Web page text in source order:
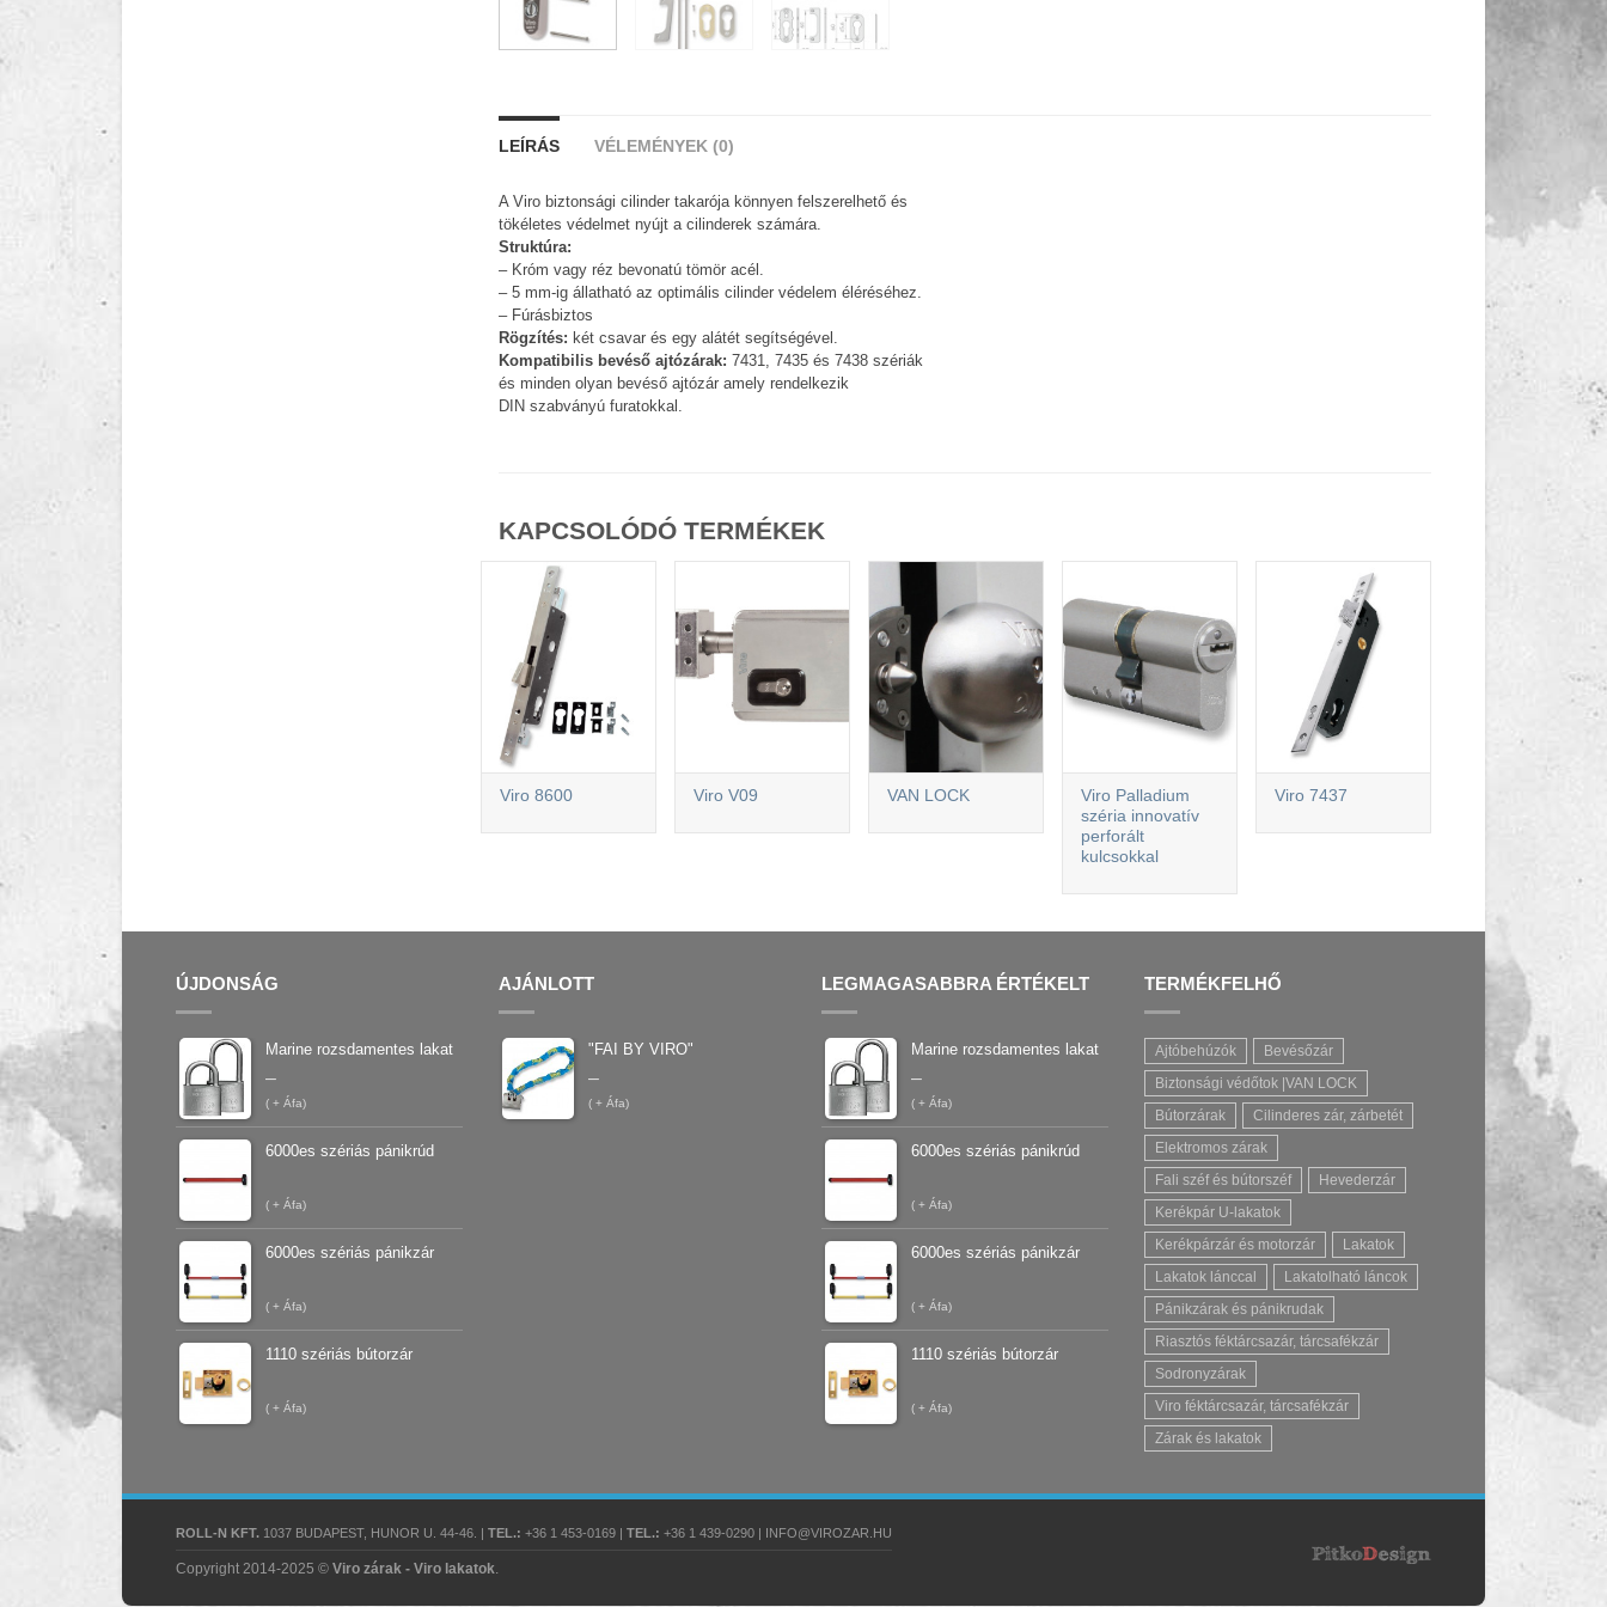
LEÍRÁS VÉLEMÉNYEK (0)
A Viro biztonsági cilinder takarója könnyen felszerelhető és
tökéletes védelmet nyújt a cilinderek számára.
Struktúra:
– Króm vagy réz bevonatú tömör acél.
– 5 mm-ig állatható az optimális cilinder védelem éléréséhez.
– Fúrásbiztos
Rögzítés: két csavar és egy alátét segítségével.
Kompatibilis bevéső ajtózárak: 7431, 7435 és 7438 szériák
és minden olyan bevéső ajtózár amely rendelkezik
DIN szabványú furatokkal.
KAPCSOLÓDÓ TERMÉKEK
Viro 8600 Viro V09 VAN LOCK
Viro Palladium
széria innovatív
perforált
kulcsokkal
Viro 7437
ÚJDONSÁG
Marine rozsdamentes lakat
–
( + Áfa)
6000es szériás pánikrúd
( + Áfa)
6000es szériás pánikzár
( + Áfa)
1110 szériás bútorzár
( + Áfa)
AJÁNLOTT
"FAI BY VIRO"
–
( + Áfa)
LEGMAGASABBRA ÉRTÉKELT
Marine rozsdamentes lakat
–
( + Áfa)
6000es szériás pánikrúd
( + Áfa)
6000es szériás pánikzár
( + Áfa)
1110 szériás bútorzár
( + Áfa)
TERMÉKFELHŐ
Ajtóbehúzók
Bevésőzár
Biztonsági védőtok |VAN LOCK
Bútorzárak
Cilinderes zár, zárbetét
Elektromos zárak
Fali széf és bútorszéf
Hevederzár
Kerékpár U-lakatok
Kerékpárzár és motorzár
Lakatok
Lakatok lánccal
Lakatolható láncok
Pánikzárak és pánikrudak
Riasztós féktárcsazár, tárcsafékzár
Sodronyzárak
Viro féktárcsazár, tárcsafékzár
Zárak és lakatok
ROLL-N KFT. 1037 BUDAPEST, HUNOR U. 44-46. | TEL.: +36 1 453-0169 | TEL.: +36 1 439-0290 | INFO@VIROZAR.HU
Copyright 2014-2025 © Viro zárak - Viro lakatok